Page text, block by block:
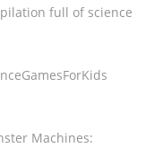
full of science
Machines: